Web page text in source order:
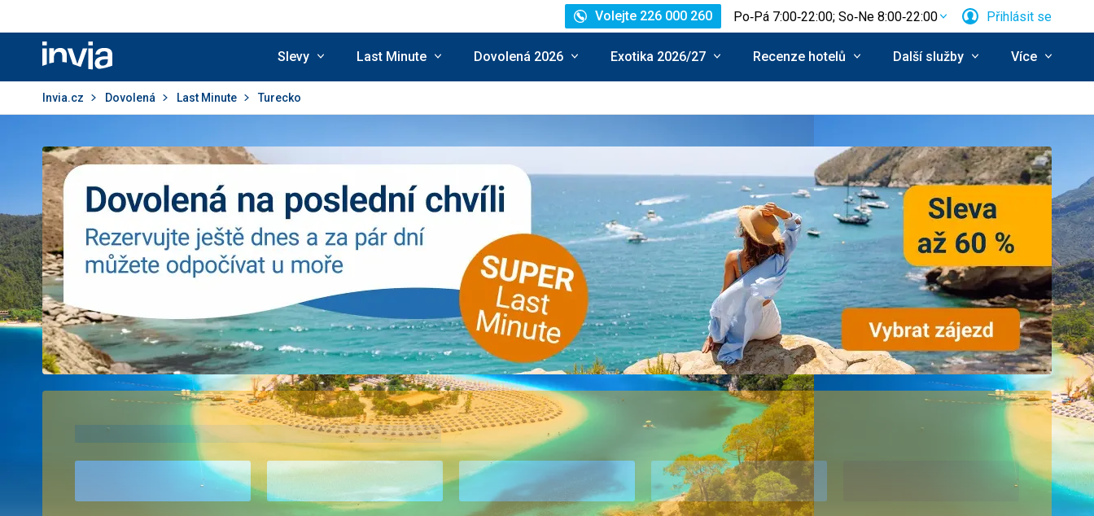
Invia.cz
Volejte 226 000 260 Po‑Pá 7:00‑22:00; So‑Ne 8:00‑22:00 Přihlásit se
Slevy Last Minute Dovolená 2026 Exotika 2026/27 Recenze hotelů Další služby Více
Invia.cz Dovolená Last Minute Turecko